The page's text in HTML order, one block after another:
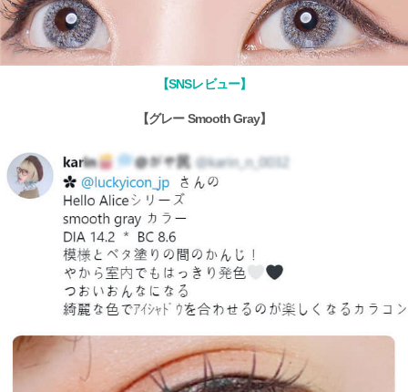
【SNSレビュー】
【グレー Smooth Gray】